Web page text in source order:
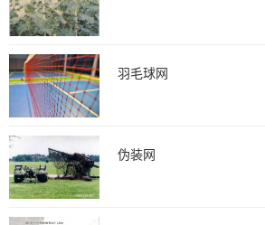
羽毛球网
伪装网